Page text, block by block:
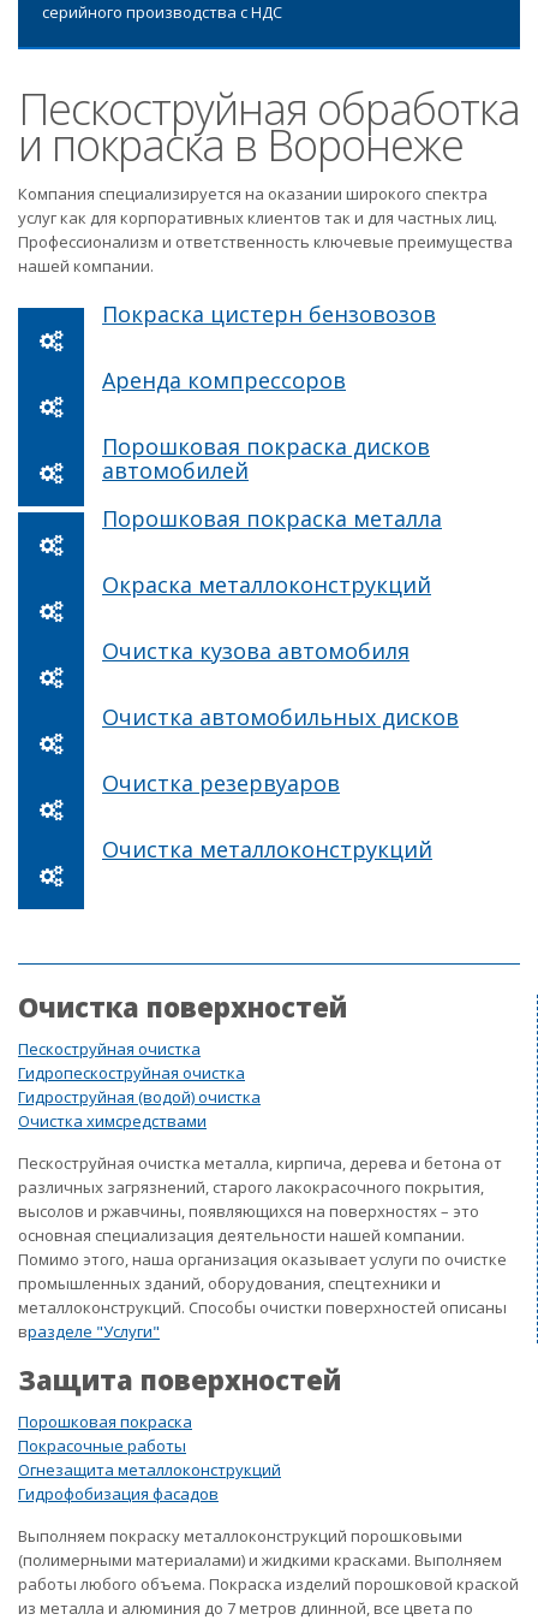
серийного производства с НДС
Пескоструйная обработка
и покраска в Воронеже
Компания специализируется на оказании широкого спектра
услуг как для корпоративных клиентов так и для частных лиц.
Профессионализм и ответственность ключевые преимущества
нашей компании.
Покраска цистерн бензовозов
Аренда компрессоров
Порошковая покраска дисков
автомобилей
Порошковая покраска металла
Окраска металлоконструкций
Очистка кузова автомобиля
Очистка автомобильных дисков
Очистка резервуаров
Очистка металлоконструкций
Очистка поверхностей
Пескоструйная очистка
Гидропескоструйная очистка
Гидроструйная (водой) очистка
Очистка химсредствами
Пескоструйная очистка металла, кирпича, дерева и бетона от
различных загрязнений, старого лакокрасочного покрытия,
высолов и ржавчины, появляющихся на поверхностях – это
основная специализация деятельности нашей компании.
Помимо этого, наша организация оказывает услуги по очистке
промышленных зданий, оборудования, спецтехники и
металлоконструкций. Способы очистки поверхностей описаны
вразделе "Услуги"
Защита поверхностей
Порошковая покраска
Покрасочные работы
Огнезащита металлоконструкций
Гидрофобизация фасадов
Выполняем покраску металлоконструкций порошковыми
(полимерными материалами) и жидкими красками. Выполняем
работы любого объема. Покраска изделий порошковой краской
из металла и алюминия до 7 метров длинной, все цвета по